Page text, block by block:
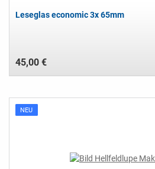
Leseglas economic 3x 65mm
45,00 €
NEU